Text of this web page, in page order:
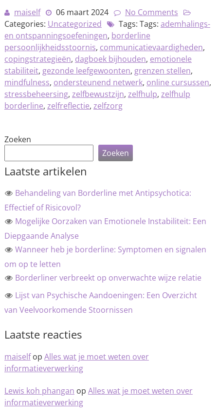
maiself
06 maart 2024
No Comments
Categories: Uncategorized Tags: Tags: ademhalings-
en ontspanningsoefeningen, borderline
persoonlijkheidsstoornis, communicatievaardigheden,
copingstrategieën, dagboek bijhouden, emotionele
stabiliteit, gezonde leefgewoonten, grenzen stellen,
mindfulness, ondersteunend netwerk, online cursussen,
stressbeheersing, zelfbewustzijn, zelfhulp, zelfhulp
borderline, zelfreflectie, zelfzorg
Zoeken
Zoeken
Laatste artikelen
Behandeling van Borderline met Antipsychotica:
Effectief of Risicovol?
Mogelijke Oorzaken van Emotionele Instabiliteit: Een
Diepgaande Analyse
Wanneer heb je borderline: Symptomen en signalen
om op te letten
Borderliner verbreekt op onverwachte wijze relatie
Lijst van Psychische Aandoeningen: Een Overzicht
van Veelvoorkomende Stoornissen
Laatste reacties
maiselfop Alles wat je moet weten over
informatieverwerking
Lewis koh phangan op Alles wat je moet weten over
informatieverwerking